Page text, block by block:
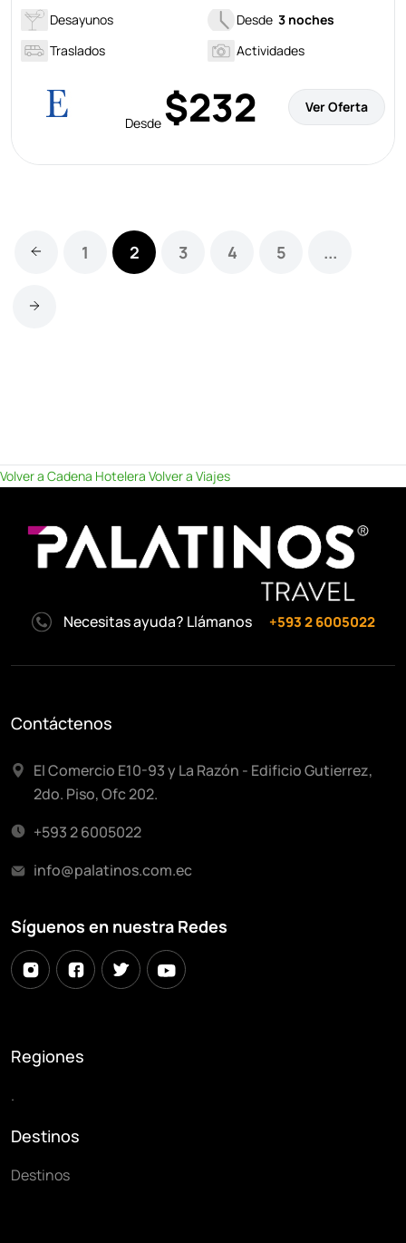
Desayunos
Desde 3 noches
Traslados
Actividades
Desde $232 Ver Oferta
1 2 3 4 5 ...
Volver a Cadena Hotelera Volver a Viajes
Necesitas ayuda? Llámanos +593 2 6005022
Contáctenos
El Comercio E10-93 y La Razón - Edificio Gutierrez,
2do. Piso, Ofc 202.
+593 2 6005022
info@palatinos.com.ec
Síguenos en nuestra Redes
Regiones
.
Destinos
Destinos